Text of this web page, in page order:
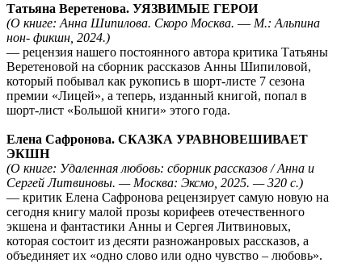
Татьяна Веретенова. УЯЗВИМЫЕ ГЕРОИ
(О книге: Анна Шипилова. Скоро Москва. ― М.: Альпина
нон- фикшн, 2024.)
― рецензия нашего постоянного автора критика Татьяны
Веретеновой на сборник рассказов Анны Шипиловой,
который побывал как рукопись в шорт-листе 7 сезона
премии «Лицей», а теперь, изданный книгой, попал в
шорт-лист «Большой книги» этого года.
Елена Сафронова. СКАЗКА УРАВНОВЕШИВАЕТ
ЭКШН
(О книге: Удаленная любовь: сборник рассказов / Анна и
Сергей Литвиновы. — Москва: Эксмо, 2025. — 320 с.)
― критик Елена Сафронова рецензирует самую новую на
сегодня книгу малой прозы корифеев отечественного
экшена и фантастики Анны и Сергея Литвиновых,
которая состоит из десяти разножанровых рассказов, а
объединяет их «одно слово или одно чувство – любовь».